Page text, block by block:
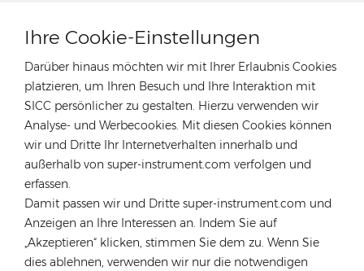
Ihre Cookie-Einstellungen
Darüber hinaus möchten wir mit Ihrer Erlaubnis Cookies
platzieren, um Ihren Besuch und Ihre Interaktion mit
SICC persönlicher zu gestalten. Hierzu verwenden wir
Analyse- und Werbecookies. Mit diesen Cookies können
wir und Dritte Ihr Internetverhalten innerhalb und
außerhalb von super-instrument.com verfolgen und
erfassen.
Damit passen wir und Dritte super-instrument.com und
Anzeigen an Ihre Interessen an. Indem Sie auf
„Akzeptieren“ klicken, stimmen Sie dem zu. Wenn Sie
dies ablehnen, verwenden wir nur die notwendigen
Hongkong
Tel :+852 54222219
Email :hk@rongstar.com
Büro & Lager :
39 Kung-Um Road, Yuen Long,
Hong Kong
Vietnam
Tel :+84 522 038 896
Email :vn@rongstar.com
Büro :102 Phung Van Cung Street,Ward 7,
Phu Nhuan District, HoChi